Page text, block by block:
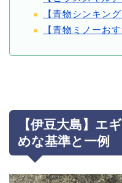
【青物シンキン
【青物ミノーお
【伊豆大島】エ
めな基準と一例